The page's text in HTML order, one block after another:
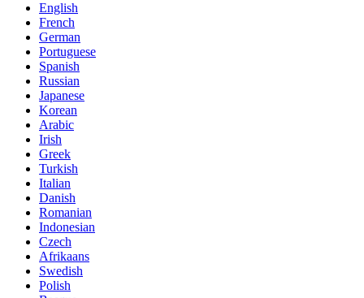
English
French
German
Portuguese
Spanish
Russian
Japanese
Korean
Arabic
Irish
Greek
Turkish
Italian
Danish
Romanian
Indonesian
Czech
Afrikaans
Swedish
Polish